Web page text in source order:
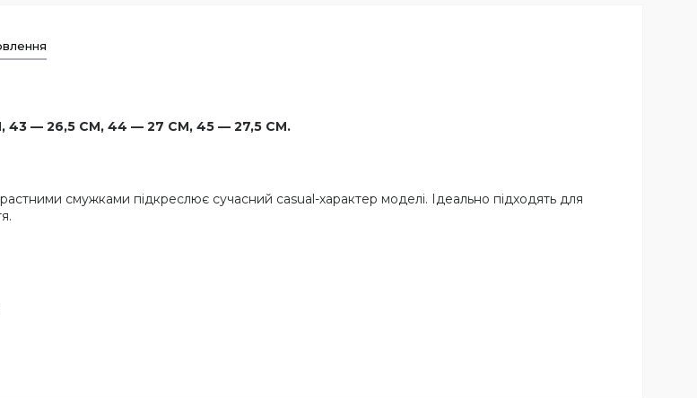
43 — 26,5 СМ, 44 — 27 СМ, 45 — 27,5 СМ.
смужками підкреслює сучасний casual-характер моделі. Ідеально підходять для